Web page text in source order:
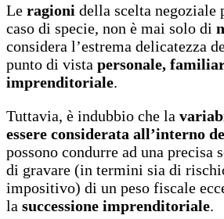
Le ragioni della scelta negoziale
caso di specie, non è mai solo di
considera l’estrema delicatezza
punto di vista personale,
imprenditoriale.
Tuttavia, è indubbio che la
essere considerata all’interno
possono condurre ad una precisa
di gravare (in termini sia di
impositivo) di un peso fiscale
la successione imprenditoriale.